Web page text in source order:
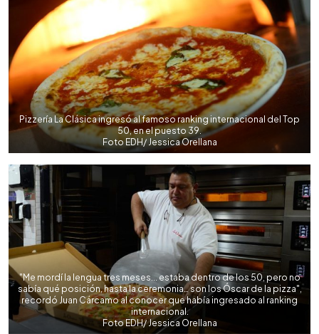
Pizzería La Clásica ingresó al famoso ranking internacional del Top
50, en el puesto 39.
Foto EDH/ Jessica Orellana
"Me mordí la lengua tres meses... estaba dentro de los 50, pero no
sabía qué posición, hasta la ceremonia… son los Óscar de la pizza",
recordó Juan Cárcamo al conocer que había ingresado al ranking
internacional.
Foto EDH/ Jessica Orellana